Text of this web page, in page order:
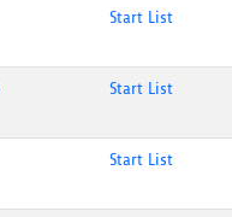
Start List
Start List
Start List